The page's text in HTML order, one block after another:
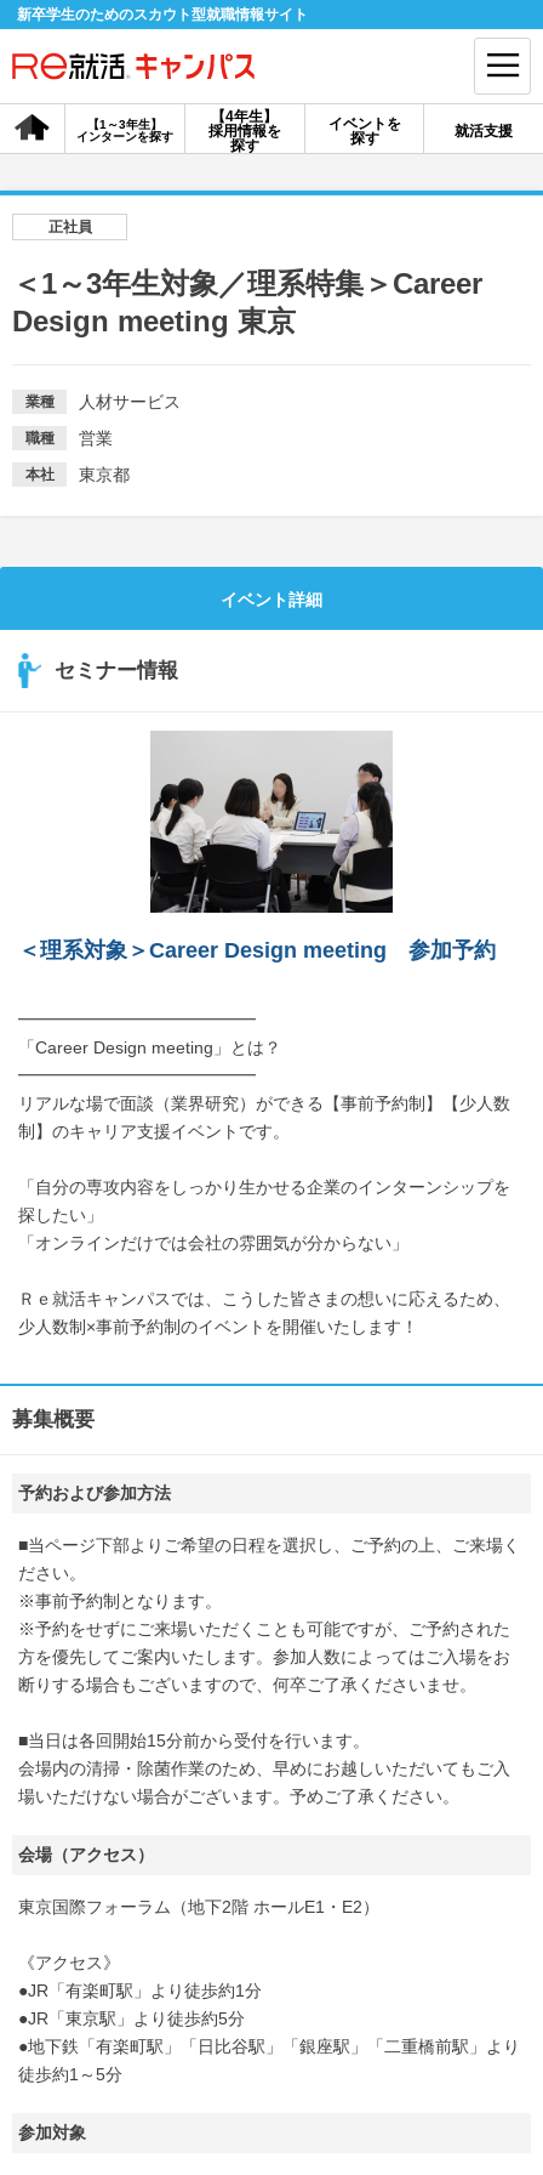
新卒学生のためのスカウト型就職情報サイト
【4年生】
採用情報を
探す
【1～3年生】
インターンを探す
イベントを
探す
就活支援
会員登録 ログイン
イベントを探す
適職診断
就活時事ニュースを更新
よくある質問
不明点があればこちら
正社員
＜1～3年生対象／理系特集＞Career
Design meeting 東京
業種 人材サービス
職種 営業
本社 東京都
イベント詳細
セミナー情報
＜理系対象＞Career Design meeting 参加予約
━━━━━━━━━━━━━━
「Career Design meeting」とは？
━━━━━━━━━━━━━━
リアルな場で面談（業界研究）ができる【事前予約制】【少人数
制】のキャリア支援イベントです。
「自分の専攻内容をしっかり生かせる企業のインターンシップを
探したい」
「オンラインだけでは会社の雰囲気が分からない」
Ｒｅ就活キャンパスでは、こうした皆さまの想いに応えるため、
少人数制×事前予約制のイベントを開催いたします！
募集概要
予約および参加方法
■当ページ下部よりご希望の日程を選択し、ご予約の上、ご来場く
ださい。
※事前予約制となります。
※予約をせずにご来場いただくことも可能ですが、ご予約された
方を優先してご案内いたします。参加人数によってはご入場をお
断りする場合もございますので、何卒ご了承くださいませ。
■当日は各回開始15分前から受付を行います。
会場内の清掃・除菌作業のため、早めにお越しいただいてもご入
場いただけない場合がございます。予めご了承ください。
会場（アクセス）
東京国際フォーラム（地下2階 ホールE1・E2）
《アクセス》
●JR「有楽町駅」より徒歩約1分
●JR「東京駅」より徒歩約5分
●地下鉄「有楽町駅」「日比谷駅」「銀座駅」「二重橋前駅」より
徒歩約1～5分
参加対象